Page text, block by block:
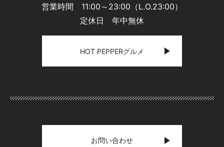
営業時間 11:00～23:00（L.O.23:00）
定休日 年中無休
HOT PEPPERグルメ
お問い合わせ